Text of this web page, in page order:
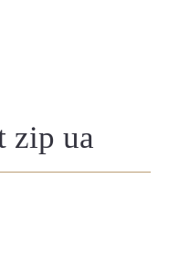
zip ua